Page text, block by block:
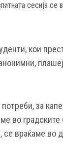
сесија се
кои
за
во градските
се враќаме во